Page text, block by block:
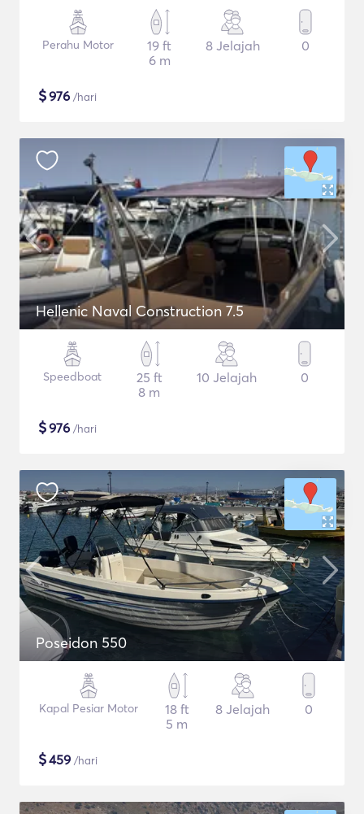
Perahu Motor
19 ft
6 m
8 Jelajah 0
$976 /hari
Hellenic Naval Construction 7.5
Speedboat
25 ft
8 m
10 Jelajah 0
$976 /hari
Poseidon 550
Kapal Pesiar Motor
18 ft
5 m
8 Jelajah 0
$459 /hari